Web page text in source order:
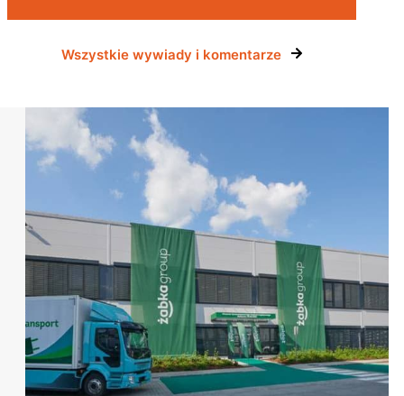
Wszystkie wywiady i komentarze